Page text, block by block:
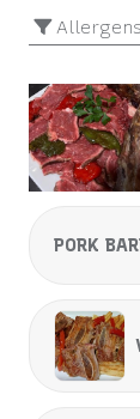
Allergens
PORK